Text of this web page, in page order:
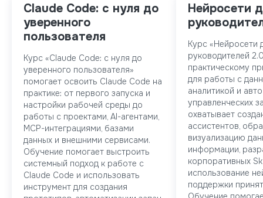
Claude Code: с нуля до
уверенного
пользователя
Курс «Claude Code: с нуля до
уверенного пользователя»
помогает освоить Claude Code на
практике: от первого запуска и
настройки рабочей среды до
работы с проектами, AI-агентами,
MCP-интеграциями, базами
данных и внешними сервисами.
Обучение помогает выстроить
системный подход к работе с
Claude Code и использовать
инструмент для создания
Нейросети
Курс «Нейросети
руководителей
практическому
для работы с
аналитикой и
управленческих
охватывает
ассистентов,
визуализацию
информации,
корпоративных
использование
поддержки